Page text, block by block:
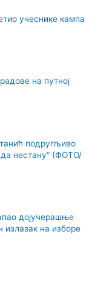
учеснике кампа
на путној
подругљиво
да нестану“ (ФОТО/
дојучерашње
излазак на изборе